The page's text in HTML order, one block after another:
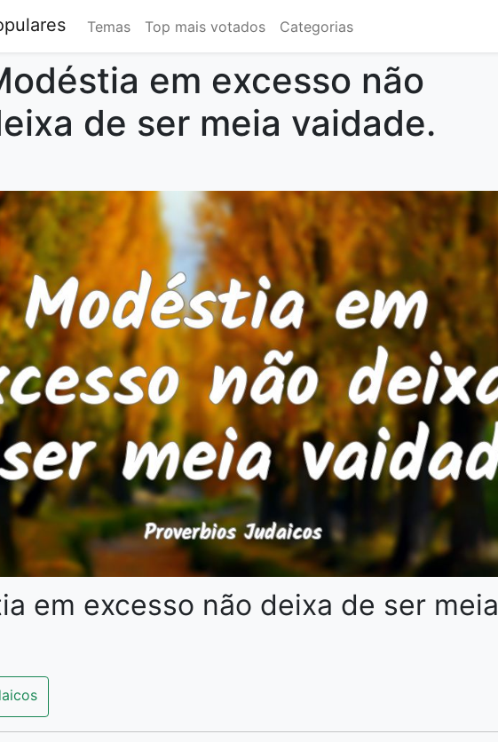
Temas Top mais votados Categorias
em excesso não
de ser meia vaidade.
em excesso não deixa de ser meia